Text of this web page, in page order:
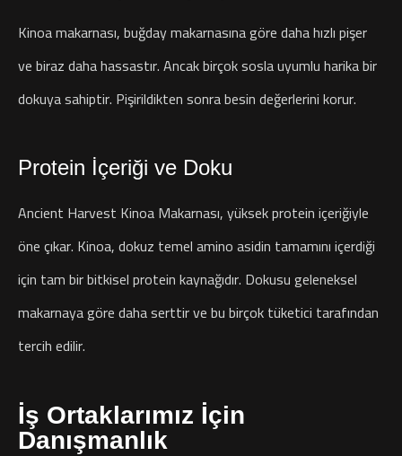
Kinoa makarnası, buğday makarnasına göre daha hızlı pişer
ve biraz daha hassastır. Ancak birçok sosla uyumlu harika bir
dokuya sahiptir. Pişirildikten sonra besin değerlerini korur.
Protein İçeriği ve Doku
Ancient Harvest Kinoa Makarnası, yüksek protein içeriğiyle
öne çıkar. Kinoa, dokuz temel amino asidin tamamını içerdiği
için tam bir bitkisel protein kaynağıdır. Dokusu geleneksel
makarnaya göre daha serttir ve bu birçok tüketici tarafından
tercih edilir.
İş Ortaklarımız İçin
Danışmanlık